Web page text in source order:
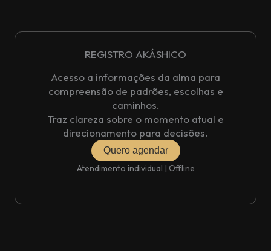
REGISTRO AKÁSHICO
Acesso a informações da alma para
compreensão de padrões, escolhas e
caminhos.
Traz clareza sobre o momento atual e
direcionamento para decisões.
Quero agendar
Atendimento individual | Offline